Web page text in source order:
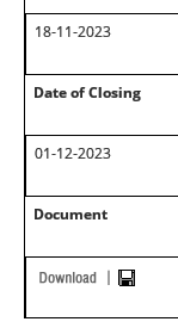
18-11-2023
Date of Closing
01-12-2023
Document